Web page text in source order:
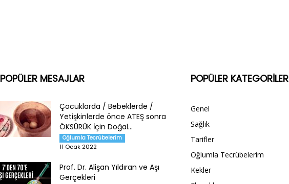
POPÜLER MESAJLAR
Çocuklarda / Bebeklerde /
Yetişkinlerde önce ATEŞ sonra
ÖKSÜRÜK İçin Doğal...
Oğlumla Tecrübelerim
11 Ocak 2022
Prof. Dr. Alişan Yıldıran ve Aşı
Gerçekleri
POPÜLER KATEGORİLER
Genel
Sağlık
Tarifler
Oğlumla Tecrübelerim
Kekler